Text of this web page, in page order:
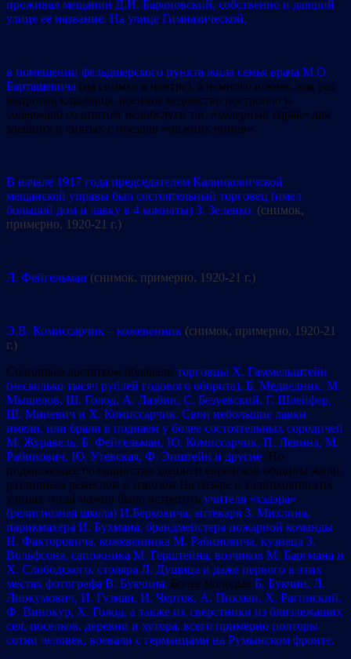
проживал мещанин Д.И. Барановский, собственно и давший
улице ее название. На улице Гимназической,
в помещении фельдшерского пункта жила семья врача М.О.
Барташевича (на снимке в центре), а немного южнее, как раз
напротив кладбища, военное ведомство построило и
содержало со штатом медобслуги т.н. «холерный барак» для
здешних и снятых с поездов «нижних чинов».
В начале 1917 года председателем Калинковичской
мещанской управы был состоятельный торговец (имел
большой дом и лавку в 4 комнаты) З. Зеленко. (снимок,
примерно, 1920-21 г.)
Л. Фейгельман (снимок, примерно, 1920-21 г.)
Э.В. Комиссарчик – кожевенник (снимок, примерно, 1920-21
г.)
Солидным достатком обладали торговцы Х. Гаммельштейн
(несколько тысяч рублей годового оборота), Б. Медведник, М.
Мышелов, Ш. Голод, А. Лазбин, С. Безуевский, Г. Шлейфер,
Ш. Миневич и Х. Комиссарчик. Свои небольшие лавки
имели, или брали в поднаем у более состоятельных сородичей
М. Журавель, Б. Фейгельман, Ю. Комиссарчик, П. Левина, М.
Рабинович, Ю. Утевская, Ф. Эпштейн и другие. Но
подавляющее большинство здешней еврейской общины жили
различным ремеслом и извозом На базаре и калинковичских
улицах тогда можно было встретить учителя «хэдэра»
(религиозная школа) И.Берковича, аптекаря З. Михлина,
парикмахера И. Бухмана, брандмейстера пожарной команды
Н. Факторовича, кожевенника М. Рабиновича, кузнеца З.
Вольфсона, сапожника М. Герштейна, возчиков М. Баргмана и
Х. Слободского, столяра Л. Дущица и даже первого в этих
местах фотографа В. Букчина. Более молодые Б. Букчин, Л.
Лиокумович, И. Гузман, И. Черток, А. Пикман, Х. Рагинский,
Ф. Винокур, Х. Голод, а также их сверстники из близлежащих
сел, поселков, деревни и хутора, всего примерно полторы
сотни человек, воевали с германцами на Румынском фронте.